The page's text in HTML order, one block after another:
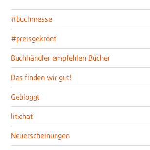
#buchmesse
#preisgekrönt
Buchhändler empfehlen Bücher
Das finden wir gut!
Gebloggt
lit:chat
Neuerscheinungen